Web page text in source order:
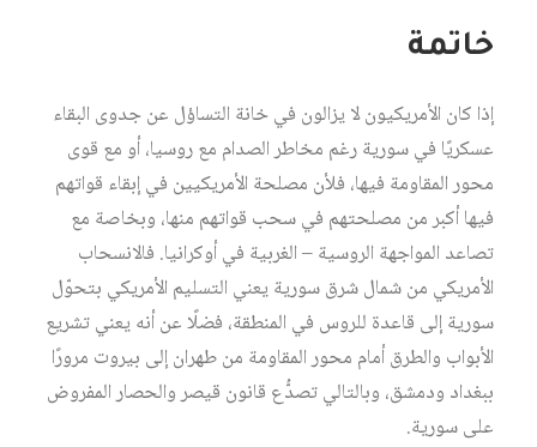
خاتمة
إذا كان الأمريكيون لا يزالون في خانة التساؤل عن جدوى البقاء
عسكريًا في سورية رغم مخاطر الصدام مع روسيا، أو مع قوى
محور المقاومة فيها، فلأن مصلحة الأمريكيين في إبقاء قواتهم
فيها أكبر من مصلحتهم في سحب قواتهم منها، وبخاصة مع
تصاعد المواجهة الروسية – الغربية في أوكرانيا. فالانسحاب
الأمريكي من شمال شرق سورية يعني التسليم الأمريكي بتحوّل
سورية إلى قاعدة للروس في المنطقة، فضلًا عن أنه يعني تشريع
الأبواب والطرق أمام محور المقاومة من طهران إلى بيروت مرورًا
ببغداد ودمشق، وبالتالي تصدُّع قانون قيصر والحصار المفروض
على سورية.